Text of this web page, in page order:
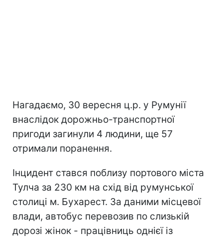
Нагадаємо, 30 вересня ц.р. у Румунії
внаслідок дорожньо-транспортної
пригоди загинули 4 людини, ще 57
отримали поранення.
Інцидент стався поблизу портового міста
Тулча за 230 км на схід від румунської
столиці м. Бухарест. За даними місцевої
влади, автобус перевозив по слизькій
дорозі жінок - працівниць однієї із